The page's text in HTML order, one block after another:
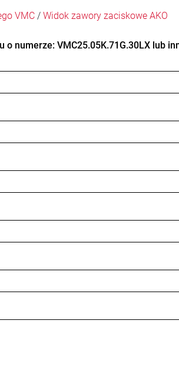
VMC/ Widok zawory zaciskowe AKO
o numerze: VMC25.05K.71G.30LX lub